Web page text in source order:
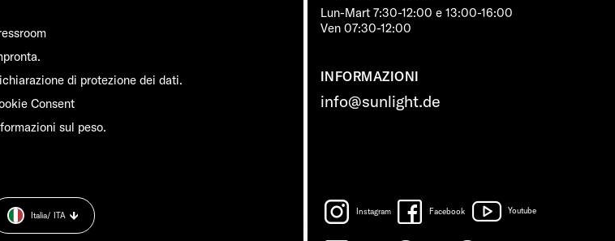
Lun-Mart 7:30-12:00 e 13:00-16:00
Ven 07:30-12:00
INFORMAZIONI
info@sunlight.de
di protezione dei dati.
Consent
sul peso.
Instagram Facebook Youtube
Italia/ ITA